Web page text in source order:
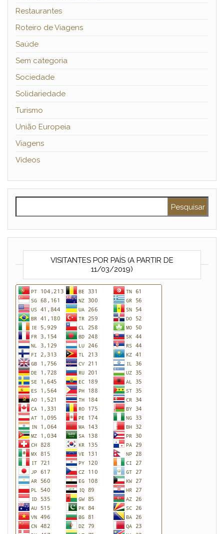
Restaurantes
Roteiro de Viagens
Saúde
Sem categoria
Sociedade
Solidariedade
Turismo
União Europeia
Viagens
Vídeos
VISITANTES POR PAÍS (A PARTIR DE
11/03/2019)